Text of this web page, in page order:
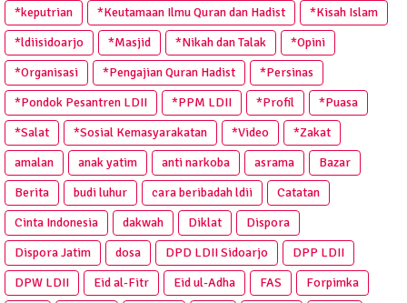
*keputrian
*Keutamaan Ilmu Quran dan Hadist
*Kisah Islam
*ldiisidoarjo
*Masjid *Nikah dan Talak
*Opini
*Organisasi
*Pengajian Quran Hadist
*Persinas
*Pondok Pesantren LDII
*PPM LDII *Profil
*Puasa
*Salat
*Sosial Kemasyarakatan *Video
*Zakat
amalan
anak yatim anti narkoba asrama
Bazar
Berita
budi luhur cara beribadah ldii
Catatan
Cinta Indonesia
dakwah Diklat
Dispora
Dispora Jatim
dosa DPD LDII Sidoarjo
DPP LDII
DPW LDII
Eid al-Fitr Eid ul-Adha FAS
Forpimka